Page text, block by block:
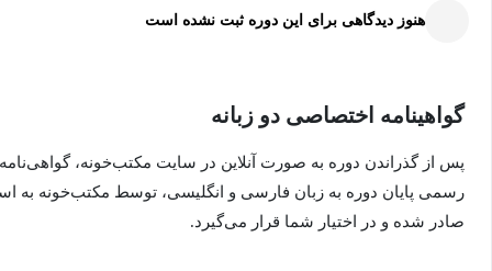
هنوز دیدگاهی برای این دوره ثبت نشده است
گواهینامه اختصاصی دو زبانه
پس از گذراندن دوره به صورت آنلاین در سایت مکتب‌خونه، گواهی‌نامه
رسمی پایان دوره به زبان فارسی و انگلیسی، توسط مکتب‌خونه به
صادر شده و در اختیار شما قرار می‌گیرد.